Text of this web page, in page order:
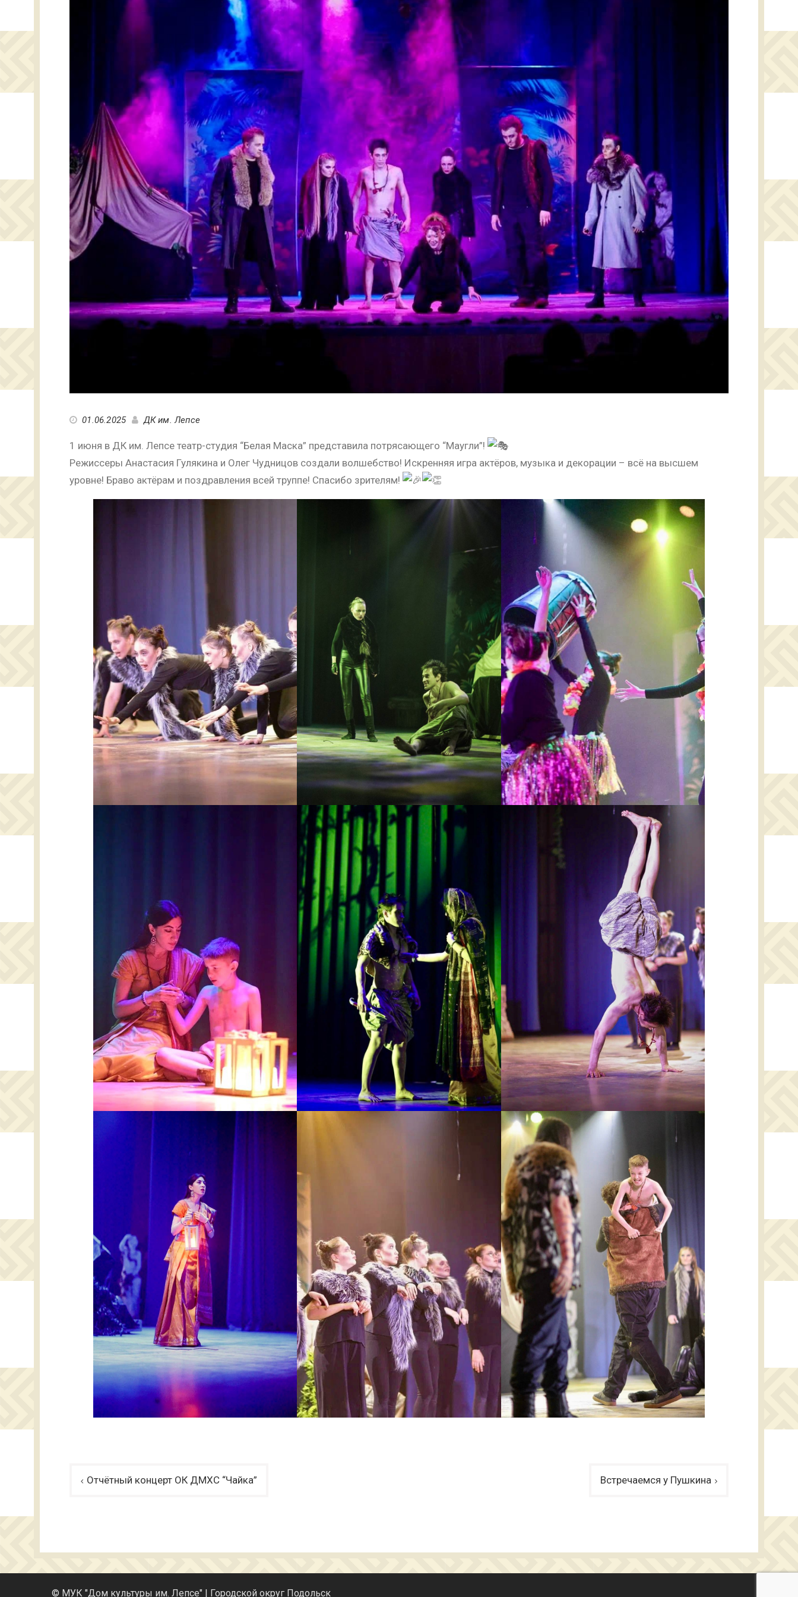
01.06.2025 ДК им. Лепсе
1 июня в ДК им. Лепсе театр-студия “Белая Маска” представила потрясающего “Маугли”!
Режиссеры Анастасия Гулякина и Олег Чудницов создали волшебство! Искренняя игра актёров, музыка и декорации – всё на высшем
уровне! Браво актёрам и поздравления всей труппе! Спасибо зрителям!
Навигация
Отчётный концерт ОК ДМХС “Чайка” Встречаемся у Пушкина
© МУК "Дом культуры им. Лепсе" | Городской округ Подольск